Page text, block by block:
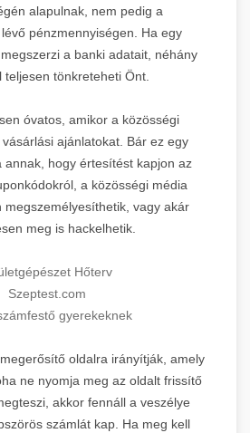
alapulnak, nem pedig a
pénzmennyiségen. Ha egy
a banki adatait, néhány
teljesen tönkreteheti Önt.
óvatos, amikor a közösségi
ajánlatokat. Bár ez egy
annak, hogy értesítést kapjon az
a közösségi média
megszemélyesíthetik, vagy akár
meg is hackelhetik.
Hőterv
Szeptest.com
gyerekeknek
oldalra irányítják, amely
ne nyomja meg az oldalt frissítő
akkor fennáll a veszélye
számlát kap. Ha meg kell